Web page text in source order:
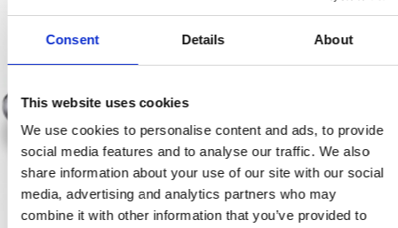
Consent Details About
This website uses cookies
We use cookies to personalise content and ads, to provide
social media features and to analyse our traffic. We also
share information about your use of our site with our social
media, advertising and analytics partners who may
combine it with other information that you’ve provided to